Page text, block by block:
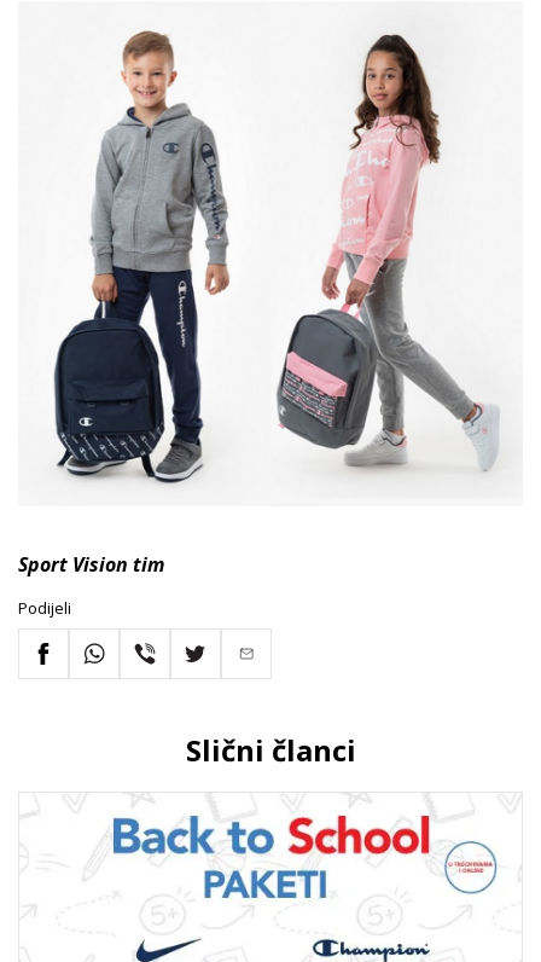
Sport Vision tim
Podijeli
Slični članci